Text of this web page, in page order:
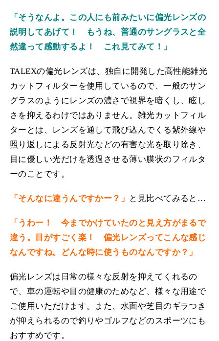
「そうなんよ。この人にも前みたいに偏光レンズの
説明してあげて！ もうね、普通のサングラスと全
然違って感動するよ！ これ見てみて！」
TALEXの偏光レンズは、独自に開発した高性能雑光
カットフィルターを使用しているので、一般のサン
グラスのようにレンズの濃さで視界を暗くし、眩し
さを抑えるわけではありません。雑光カットフィル
ターとは、レンズを通して飛び込んでくる紫外線や
照り返しによる反射光などの有害な光を取り除き、
目に優しい光だけを透過させる薄い膜状のフィルタ
ーのことです。
「そんなに違うんですかー？」 と見比べてみると…
「うわー！ 今までかけていたのと見え方がまるで
違う。目がすごく楽！ 偏光レンズってこんな感じ
なんですね。どんな時に使うものなんですか？」
偏光レンズは日常の様々な反射を抑えてくれるの
で、車の運転や目の健康のためなど、様々な用途で
ご使用いただけます。また、水面や芝目のギラつき
が抑えられるので釣りやゴルフなどのスポーツにも
おすすめです。